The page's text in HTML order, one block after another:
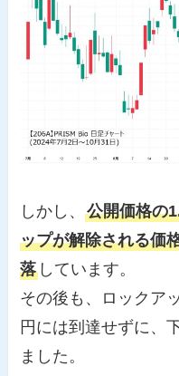
しかし、公開価格の
ップが解除される価
落 しています。
その後も、ロックア
円には到達せずに、
ました。